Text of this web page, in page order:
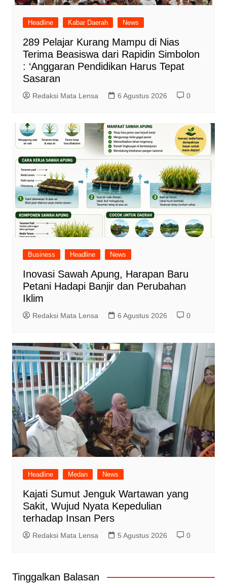
Headline Kabar Daerah News
289 Pelajar Kurang Mampu di Nias
Terima Beasiswa dari Rapidin Simbolon
: ‘Anggaran Pendidikan Harus Tepat
Sasaran
Redaksi Mata Lensa 6 Agustus 2026 0
Business Headline News
Inovasi Sawah Apung, Harapan Baru
Petani Hadapi Banjir dan Perubahan
Iklim
Redaksi Mata Lensa 6 Agustus 2026 0
Headline Medan News
Kajati Sumut Jenguk Wartawan yang
Sakit, Wujud Nyata Kepedulian
terhadap Insan Pers
Redaksi Mata Lensa 5 Agustus 2026 0
Tinggalkan Balasan